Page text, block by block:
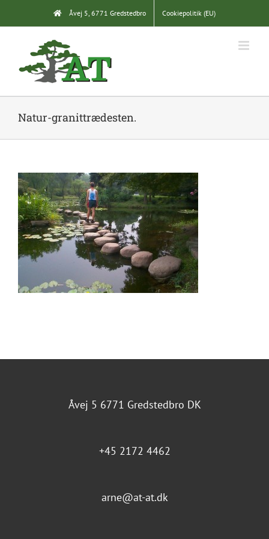
content
Åvej 5, 6771 Gredstedbro Cookiepolitik (EU)
Natur-granittrædesten.
Åvej 5 6771 Gredstedbro DK
+45 2172 4462
arne@at-at.dk